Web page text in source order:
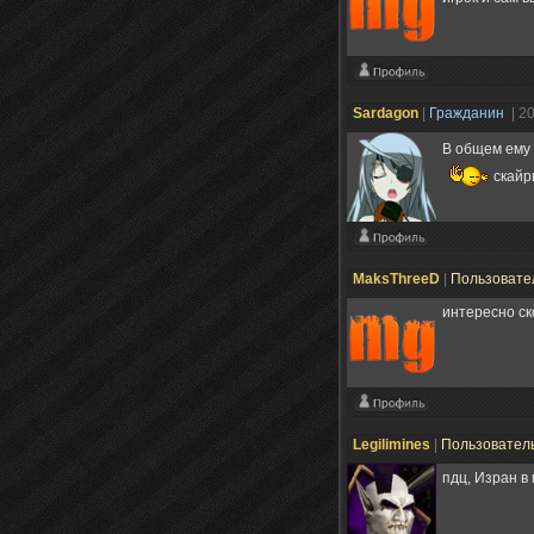
Sardagon Гражданин |
В общем
MaksThreeD
интересно
Legilimines
пдц, Изран в